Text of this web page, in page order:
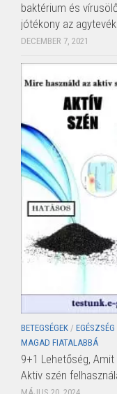
baktérium és
jótékony az
DECEMBER 7, 2021
BETEGSÉGEK / EGÉSZSÉG
MAGAD FIATALABBÁ
9+1 Lehetőség,
Aktiv szén